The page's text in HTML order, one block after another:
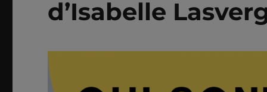
d’Isabelle